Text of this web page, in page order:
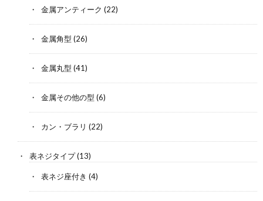
金属アンティーク (22)
金属角型 (26)
金属丸型 (41)
金属その他の型 (6)
カン・ブラリ (22)
表ネジタイプ(13)
表ネジ座付き (4)